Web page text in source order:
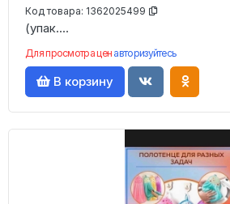
Код товара: 1362025499
(упак....
Для просмотра цен авторизуйтесь
В корзину